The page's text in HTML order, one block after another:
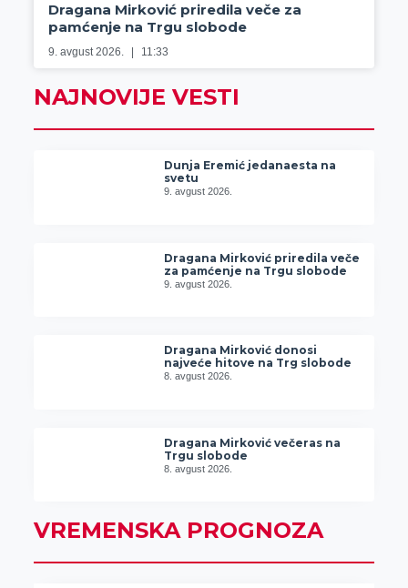
Dragana Mirković priredila veče za
pamćenje na Trgu slobode
9. avgust 2026. 11:33
NAJNOVIJE VESTI
Dunja Eremić jedanaesta na
svetu
9. avgust 2026.
Dragana Mirković priredila veče
za pamćenje na Trgu slobode
9. avgust 2026.
Dragana Mirković donosi
najveće hitove na Trg slobode
8. avgust 2026.
Dragana Mirković večeras na
Trgu slobode
8. avgust 2026.
VREMENSKA PROGNOZA